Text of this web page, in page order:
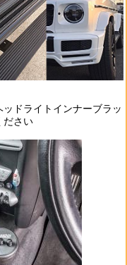
ドライトインナーブラッ
ださい